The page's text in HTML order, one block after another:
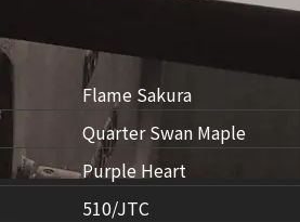
Flame Sakura
Quarter Swan Maple
Purple Heart
510/JTC